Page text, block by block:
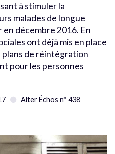
à stimuler la
malades de longue
décembre 2016. En
ont déjà mis en place
plans de réintégration
pour les personnes
Alter Échos n° 438